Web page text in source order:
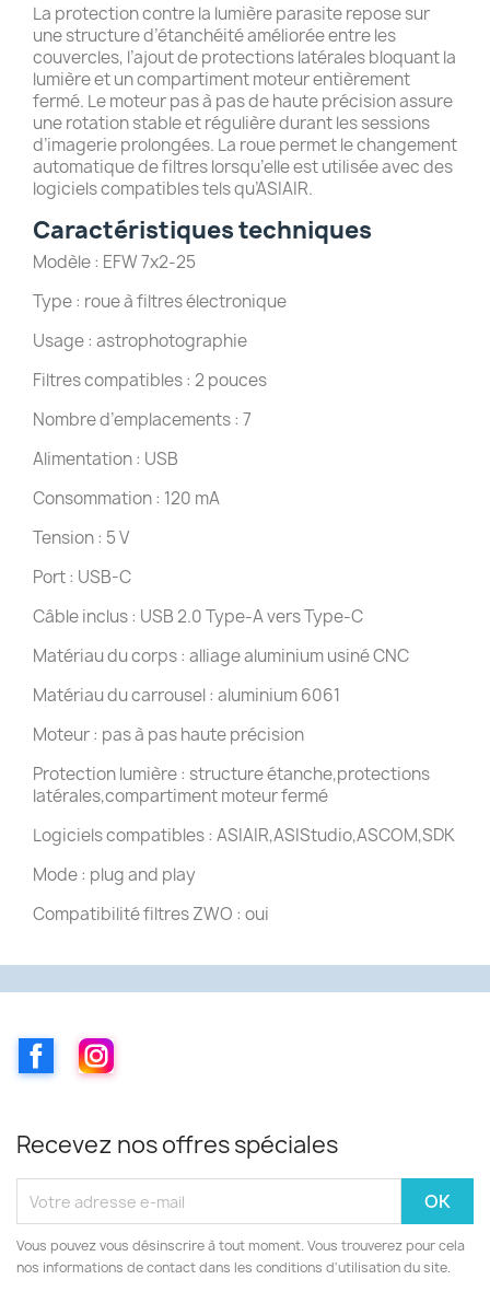
La protection contre la lumière parasite repose sur
une structure d’étanchéité améliorée entre les
couvercles, l’ajout de protections latérales bloquant la
lumière et un compartiment moteur entièrement
fermé. Le moteur pas à pas de haute précision assure
une rotation stable et régulière durant les sessions
d’imagerie prolongées. La roue permet le changement
automatique de filtres lorsqu’elle est utilisée avec des
logiciels compatibles tels qu’ASIAIR.
Caractéristiques techniques
Modèle : EFW 7x2-25
Type : roue à filtres électronique
Usage : astrophotographie
Filtres compatibles : 2 pouces
Nombre d’emplacements : 7
Alimentation : USB
Consommation : 120 mA
Tension : 5 V
Port : USB-C
Câble inclus : USB 2.0 Type-A vers Type-C
Matériau du corps : alliage aluminium usiné CNC
Matériau du carrousel : aluminium 6061
Moteur : pas à pas haute précision
Protection lumière : structure étanche,protections
latérales,compartiment moteur fermé
Logiciels compatibles : ASIAIR,ASIStudio,ASCOM,SDK
Mode : plug and play
Compatibilité filtres ZWO : oui
FacebookInstagram
Recevez nos offres spéciales
Vous pouvez vous désinscrire à tout moment. Vous trouverez pour cela
nos informations de contact dans les conditions d'utilisation du site.